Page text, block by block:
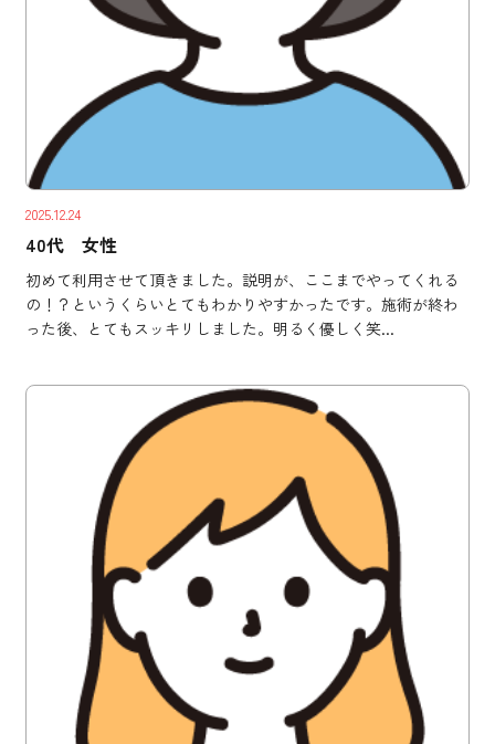
2025.12.24
40代 女性
初めて利用させて頂きました。説明が、ここまでやってくれる
の！？というくらいとてもわかりやすかったです。施術が終わ
った後、とてもスッキリしました。明るく優しく笑...